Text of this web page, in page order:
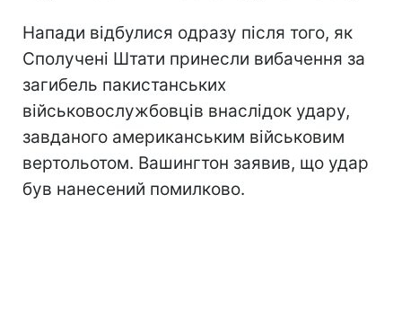
Напади відбулися одразу після того, як
Сполучені Штати принесли вибачення за
загибель пакистанських
військовослужбовців внаслідок удару,
завданого американським військовим
вертольотом. Вашингтон заявив, що удар
був нанесений помилково.